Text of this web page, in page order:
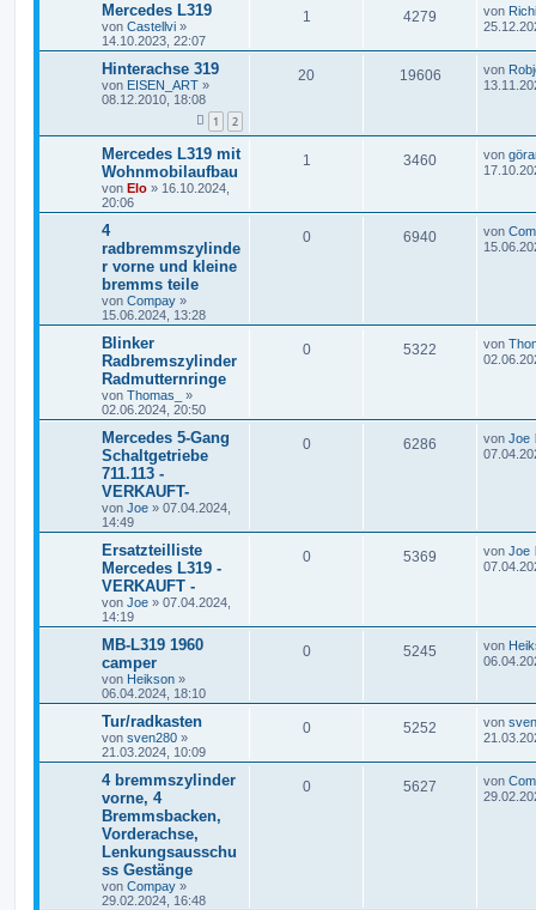
Mercedes L319
von Castellvi »
14.10.2023, 22:07
1 4279 von
Hinterachse 319
von EISEN_ART »
08.12.2010, 18:08
1 2
20 19606 von
Mercedes L319 mit
Wohnmobilaufbau
von Elo » 16.10.2024,
20:06
1 3460 von
4
radbremmszylinde
r vorne und kleine
bremms teile
von Compay »
15.06.2024, 13:28
0 6940 von
Blinker
Radbremszylinder
Radmutternringe
von Thomas_
»
02.06.2024, 20:50
0 5322 von
Mercedes 5-Gang
Schaltgetriebe
711.113 -
VERKAUFT-
von Joe » 07.04.2024,
14:49
0 6286 von Joe
Ersatzteilliste
Mercedes L319 -
VERKAUFT -
von Joe » 07.04.2024,
14:19
0 5369 von Joe
MB-L319 1960
camper
von Heikson »
06.04.2024, 18:10
0 5245 von
Tur/radkasten
von sven280 »
21.03.2024, 10:09
0 5252 von
4 bremmszylinder
vorne, 4
Bremmsbacken,
Vorderachse,
Lenkungsausschu
ss Gestänge
von Compay »
29.02.2024, 16:48
0 5627 von